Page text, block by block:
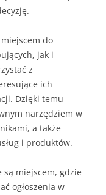
miejscem do
jak i
z
ich
Dzięki temu
narzędziem w
a także
i produktów.
są miejscem, gdzie
ogłoszenia w